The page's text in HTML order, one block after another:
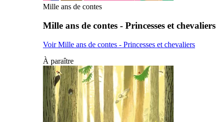
Mille ans de contes
Mille ans de contes - Princesses et chevaliers
Voir Mille ans de contes - Princesses et chevaliers
À paraître